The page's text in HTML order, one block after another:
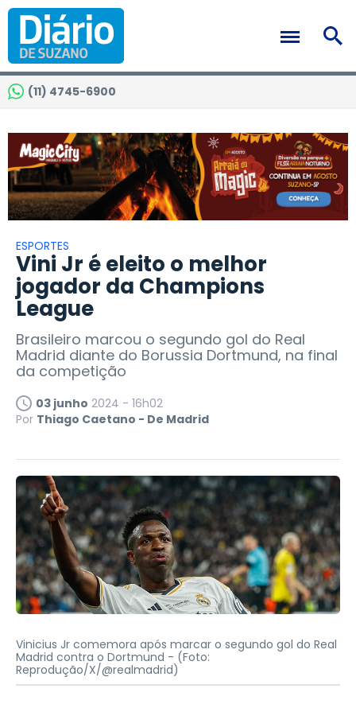
(11) 4745-6900
ESPORTES
Vini Jr é eleito o melhor
jogador da Champions
League
Brasileiro marcou o segundo gol do Real
Madrid diante do Borussia Dortmund, na final
da competição
03 junho 2024 - 16h02
Por Thiago Caetano - De Madrid
Vinicius Jr comemora após marcar o segundo gol do Real
Madrid contra o Dortmund - (Foto:
Reprodução/X/@realmadrid)